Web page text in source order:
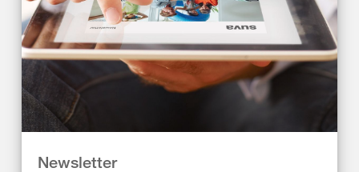
Newsletter